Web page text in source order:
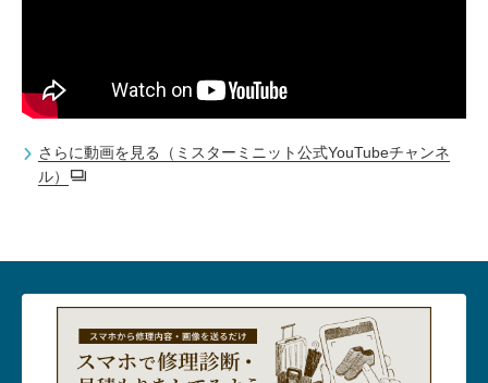
さらに動画を見る（ミスターミニット公式YouTubeチャンネ
ル）